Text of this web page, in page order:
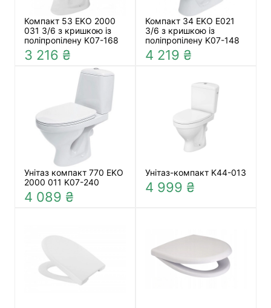
Компакт 53 EKO 2000
031 3/6 з кришкою із
поліпропілену K07-168
3 216 ₴
Компакт 34 EKO Е021
3/6 з кришкою із
поліпропілену K07-148
4 219 ₴
Унітаз компакт 770 EKO
2000 011 K07-240
4 089 ₴
Унітаз-компакт K44-013
4 999 ₴